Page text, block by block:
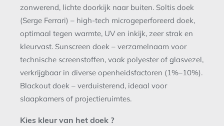
zonwerend, lichte doorkijk naar buiten. Soltis doek
(Serge Ferrari) – high-tech microgeperforeerd doek,
optimaal tegen warmte, UV en inkijk, zeer strak en
kleurvast. Sunscreen doek – verzamelnaam voor
technische screenstoffen, vaak polyester of glasvezel,
verkrijgbaar in diverse openheidsfactoren (1%–10%).
Blackout doek – verduisterend, ideaal voor
slaapkamers of projectieruimtes.
Kies kleur van het doek ?